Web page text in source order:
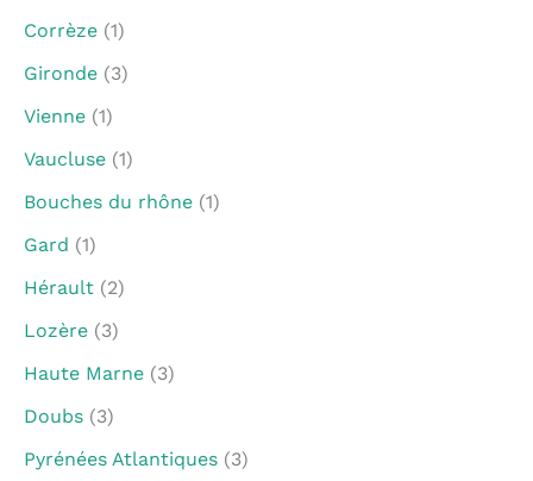
Corrèze (1)
Gironde (3)
Vienne (1)
Vaucluse (1)
Bouches du rhône (1)
Gard (1)
Hérault (2)
Lozère (3)
Haute Marne (3)
Doubs (3)
Pyrénées Atlantiques (3)